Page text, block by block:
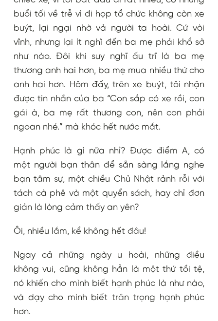
buổi tối về trễ vì đi họp tổ chức không còn xe
buýt, lại ngại nhờ vả người ta hoài. Cứ vòi
vĩnh, nhưng lại ít nghĩ đến ba mẹ phải khổ sở
như nào. Đôi khi suy nghĩ ấu trĩ là ba mẹ
thương anh hai hơn, ba mẹ mua nhiều thứ cho
anh hai hơn. Hôm đấy, trên xe buýt, tôi nhận
được tin nhắn của ba “Con sắp có xe rồi, con
gái à, ba mẹ rất thương con, nên con phải
ngoan nhé.” mà khóc hết nước mắt.
Hạnh phúc là gì nữa nhỉ? Được điểm A, có
một người bạn thân để sẵn sàng lắng nghe
bạn tâm sự, một chiều Chủ Nhật rảnh rỗi với
tách cà phê và một quyển sách, hay chỉ đơn
giản là lòng cảm thấy an yên?
Ôi, nhiều lắm, kể không hết đâu!
Ngay cả những ngày u hoài, những điều
không vui, cũng không hẳn là một thứ tồi tệ,
nó khiến cho mình biết hạnh phúc là như nào,
và dạy cho mình biết trân trọng hạnh phúc
hơn.